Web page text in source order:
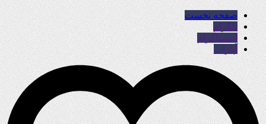
صفحه نخست
تلگرام
اینستاگرام
آپارات